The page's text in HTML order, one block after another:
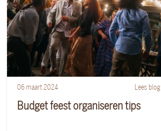
Lees blog
06 maart 2024
Budget feest organiseren tips